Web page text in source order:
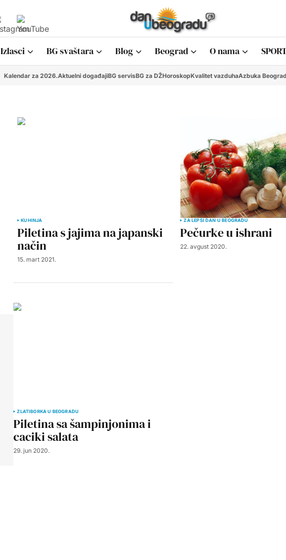
Izlasci BG svaštara Blog Beograd O nama
Kalendar za 2026.Aktuelni događajiBG servisBG za DŽHoroskopKvalitet vazduhaAzbuka
KUHINJA
Piletina s jajima na japanski
način
15. mart 2021.
ZA LEPŠI DAN U BEOGRADU
Pečurke u ishrani
22. avgust 2020.
ZLATIBORKA U BEOGRADU
Piletina sa šampinjonima i
caciki salata
29. jun 2020.